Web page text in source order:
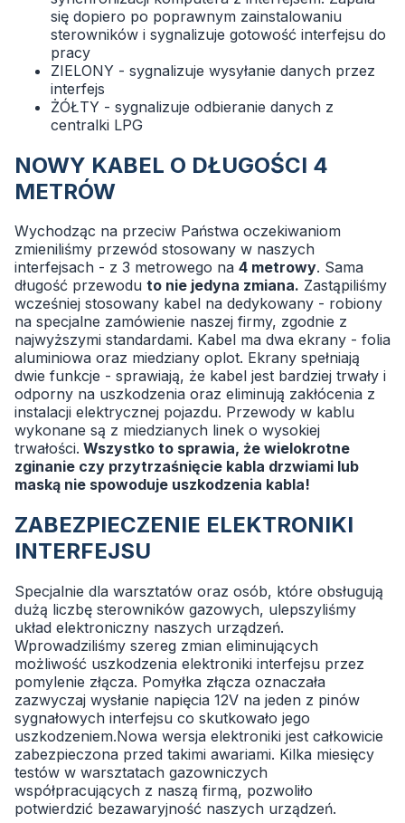
się dopiero po poprawnym zainstalowaniu
sterowników i sygnalizuje gotowość interfejsu do
pracy
ZIELONY - sygnalizuje wysyłanie danych przez
interfejs
ŻÓŁTY - sygnalizuje odbieranie danych z
centralki LPG
NOWY KABEL O DŁUGOŚCI 4
METRÓW
Wychodząc na przeciw Państwa oczekiwaniom
zmieniliśmy przewód stosowany w naszych
interfejsach - z 3 metrowego na 4 metrowy. Sama
długość przewodu to nie jedyna zmiana. Zastąpiliśmy
wcześniej stosowany kabel na dedykowany - robiony
na specjalne zamówienie naszej firmy, zgodnie z
najwyższymi standardami. Kabel ma dwa ekrany - folia
aluminiowa oraz miedziany oplot. Ekrany spełniają
dwie funkcje - sprawiają, że kabel jest bardziej trwały i
odporny na uszkodzenia oraz eliminują zakłócenia z
instalacji elektrycznej pojazdu. Przewody w kablu
wykonane są z miedzianych linek o wysokiej
trwałości. Wszystko to sprawia, że wielokrotne
zginanie czy przytrzaśnięcie kabla drzwiami lub
maską nie spowoduje uszkodzenia kabla!
ZABEZPIECZENIE ELEKTRONIKI
INTERFEJSU
Specjalnie dla warsztatów oraz osób, które obsługują
dużą liczbę sterowników gazowych, ulepszyliśmy
układ elektroniczny naszych urządzeń.
Wprowadziliśmy szereg zmian eliminujących
możliwość uszkodzenia elektroniki interfejsu przez
pomylenie złącza. Pomyłka złącza oznaczała
zazwyczaj wysłanie napięcia 12V na jeden z pinów
sygnałowych interfejsu co skutkowało jego
uszkodzeniem.Nowa wersja elektroniki jest całkowicie
zabezpieczona przed takimi awariami. Kilka miesięcy
testów w warsztatach gazowniczych
współpracujących z naszą firmą, pozwoliło
potwierdzić bezawaryjność naszych urządzeń.